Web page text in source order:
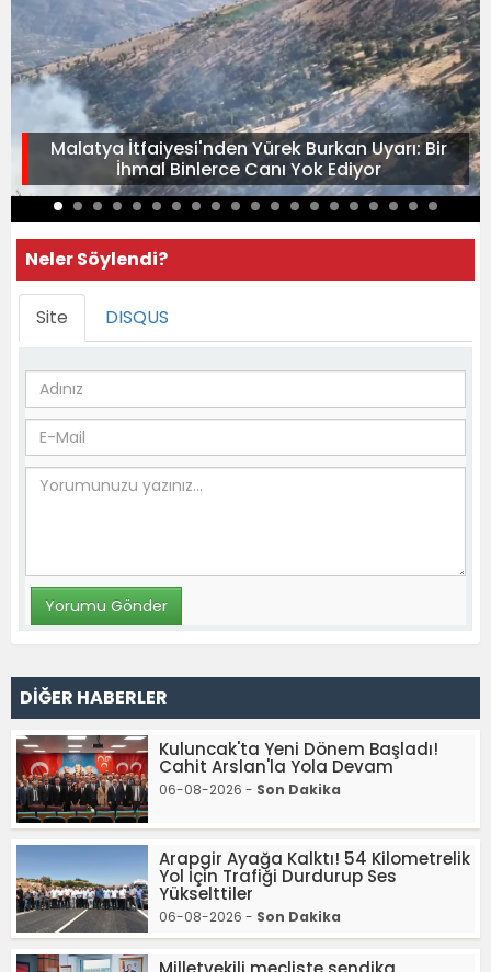
Malatya İtfaiyesi'nden Yürek Burkan Uyarı: Bir
İhmal Binlerce Canı Yok Ediyor
Neler Söylendi?
Site DISQUS
DİĞER HABERLER
Kuluncak'ta Yeni Dönem Başladı!
Cahit Arslan'la Yola Devam
06-08-2026 - Son Dakika
Arapgir Ayağa Kalktı! 54 Kilometrelik
Yol İçin Trafiği Durdurup Ses
Yükselttiler
06-08-2026 - Son Dakika